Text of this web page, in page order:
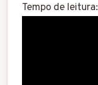
Tempo de leitura: